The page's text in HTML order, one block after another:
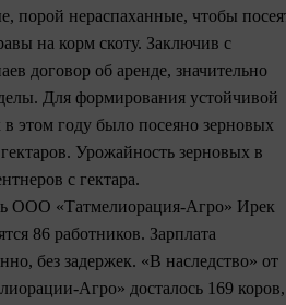
порой нераспаханные, чтобы
на корм скоту. Заключив с
договор об аренде, значительно
Для формирования устойчивой
этом году было посеяно зерновых
Урожайность зерновых в
с гектара.
ООО «Татмелиорация-Агро» Ирек
86 работников. Зарплата
без задержек. «В наследство» от
Агро» досталось 169